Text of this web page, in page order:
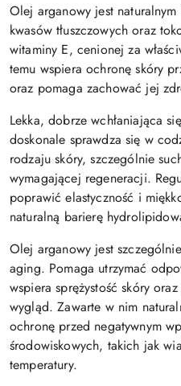
Olej arganowy jest naturalnym
kwasów tłuszczowych oraz
witaminy E, cenionej za
temu wspiera ochronę skóry
oraz pomaga zachować jej
Lekka, dobrze wchłaniająca
doskonale sprawdza się w
rodzaju skóry, szczególnie
wymagającej regeneracji.
poprawić elastyczność i
naturalną barierę
Olej arganowy jest
aging. Pomaga utrzymać
wspiera sprężystość skóry
wygląd. Zawarte w nim
ochronę przed negatywnym
środowiskowych, takich jak
temperatury.